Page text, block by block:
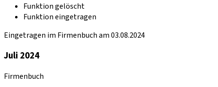
Funktion gelöscht
Funktion eingetragen
Eingetragen im Firmenbuch am 03.08.2024
Juli 2024
Firmenbuch